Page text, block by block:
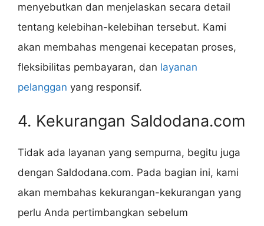
menyebutkan dan menjelaskan secara detail
tentang kelebihan-kelebihan tersebut. Kami
akan membahas mengenai kecepatan proses,
fleksibilitas pembayaran, dan layanan
pelanggan yang responsif.
4. Kekurangan Saldodana.com
Tidak ada layanan yang sempurna, begitu juga
dengan Saldodana.com. Pada bagian ini, kami
akan membahas kekurangan-kekurangan yang
perlu Anda pertimbangkan sebelum